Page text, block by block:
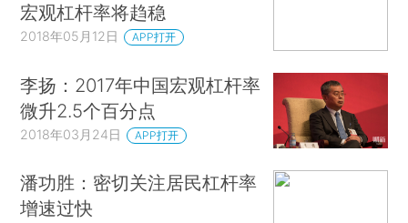
宏观杠杆率将趋稳
2018年05月12日 APP打开
李扬：2017年中国宏观杠杆率
微升2.5个百分点
2018年03月24日 APP打开
潘功胜：密切关注居民杠杆率
增速过快